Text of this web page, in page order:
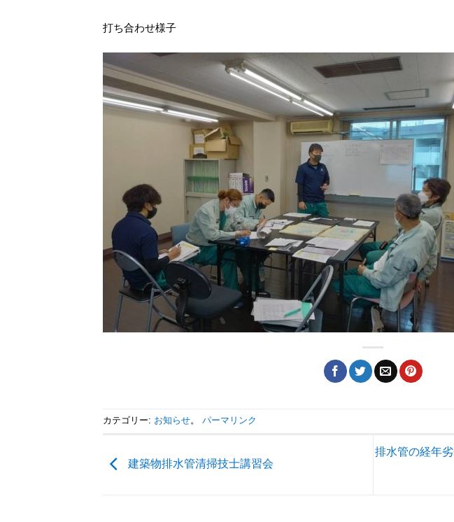
打ち合わせ様子
カテゴリー: お知らせ。 パーマリンク
建築物排水管清掃技士講習会
排水管の経年